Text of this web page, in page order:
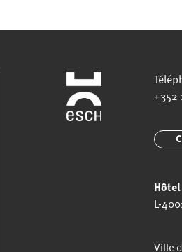
+352
L-
Ville